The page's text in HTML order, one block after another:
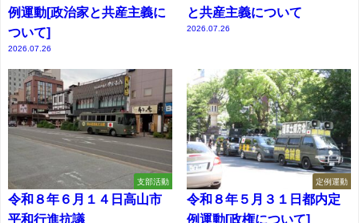
例運動[政治家と共産主義に
ついて]
2026.07.26
と共産主義について
2026.07.26
支部活動
令和８年６月１４日高山市
平和行進抗議
定例運動
令和８年５月３１日都内定
例運動[政権について]